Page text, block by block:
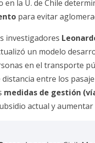
en la U. de Chile
para evitar
investigadores
un modelo
en el transporte
entre los
medidas de gestión
actual y aumentar